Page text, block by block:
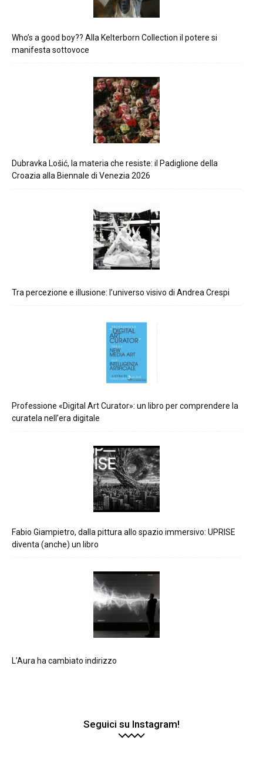
Who’s a good boy?? Alla Kelterborn Collection il potere si
manifesta sottovoce
Dubravka Lošić, la materia che resiste: il Padiglione della
Croazia alla Biennale di Venezia 2026
Tra percezione e illusione: l’universo visivo di Andrea Crespi
Professione «Digital Art Curator»: un libro per comprendere la
curatela nell’era digitale
Fabio Giampietro, dalla pittura allo spazio immersivo: UPRISE
diventa (anche) un libro
L’Aura ha cambiato indirizzo
Seguici su Instagram!